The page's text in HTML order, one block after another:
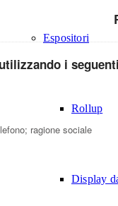
Espositori
Rollup
Display
i
ragione sociale